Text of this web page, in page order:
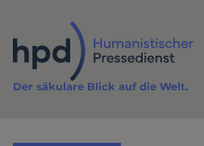
Inhalt
Der säkulare Blick auf die Welt.